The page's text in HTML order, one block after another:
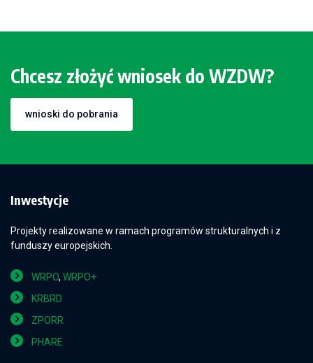
Chcesz złożyć wniosek do WZDW?
wnioski do pobrania
Inwestycje
Projekty realizowane w ramach programów strukturalnych i z
funduszy europejskich.
WRPO, WRPO+
KRBRD
ZPORR
PHARE